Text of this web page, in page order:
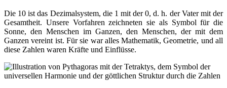
Die 10 ist das Dezimalsystem, die 1 mit der 0, d. h. der Vater mit der
Gesamtheit. Unsere Vorfahren zeichneten sie als Symbol für die
Sonne, den Menschen im Ganzen, den Menschen, der mit dem
Ganzen vereint ist. Für sie war alles Mathematik, Geometrie, und all
diese Zahlen waren Kräfte und Einflüsse.